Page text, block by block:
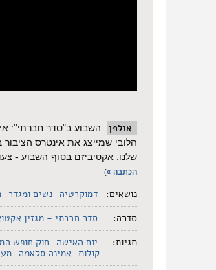
אולפן
שלנו. אקטיביזם בסוף השבוע -
הכתבה »)
נושאים: דמוקרטיה נשים ומגדר
סדרה:
סדר חברתי - מגזין
תגיות:
יום האישה חוק חופש
קולות אמינה סלאמה